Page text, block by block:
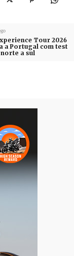
Tour 2026
a Portugal com test
a sul